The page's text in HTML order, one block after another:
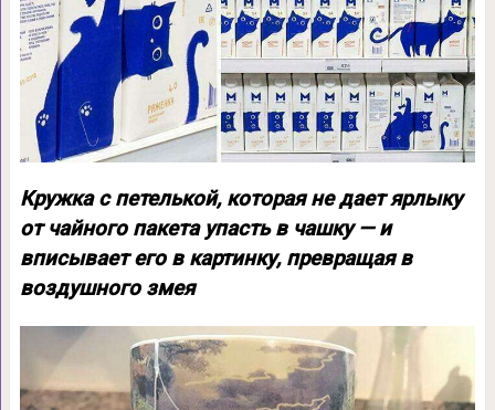
Кружка с петелькой, которая не дает ярлыку
от чайного пакета упасть в чашку — и
вписывает его в картинку, превращая в
воздушного змея